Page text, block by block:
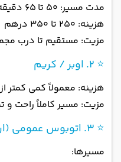
مدت مسیر: ۵۰ تا ۶۵ دقیقه
هزینه: ۲۵۰ تا ۳۵۰ درهم
مزیت: مستقیم تا درب
⭐ ۲. اوبر / کریم
هزینه: معمولاً کمی کمتر
مزیت: مسیر کاملاً راحت و
⭐ ۳. اتوبوس عمومی (ارزان‌ترین)
مسیرها: